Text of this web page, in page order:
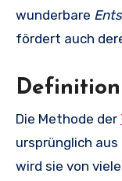
wunderbare
fördert auch
Die Methode der
ursprünglich
wird sie von